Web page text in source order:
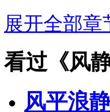
展开全部章
看过《风
风平浪